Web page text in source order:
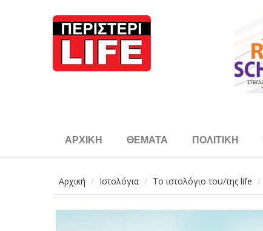
ΑΡΧΙΚΉ ΘΈΜΑΤΑ ΠΟΛΙΤΙΚΉ
Αρχική Ιστολόγια Το ιστολόγιο του/της life